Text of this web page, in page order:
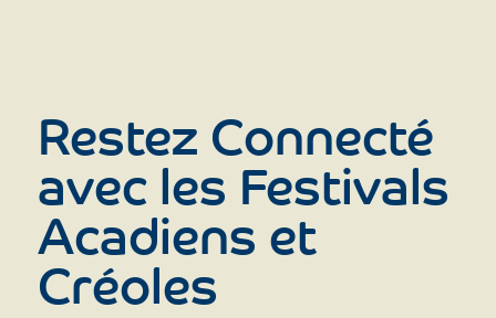
Restez Connecté
avec les Festivals
Acadiens et
Créoles